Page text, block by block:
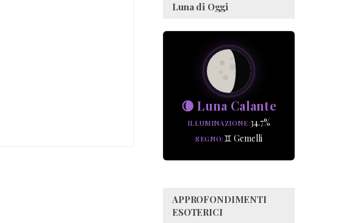
Luna di Oggi
🌘 Luna Calante
ILLUMINAZIONE 34.7%
SEGNO ♊ Gemelli
APPROFONDIMENTI
ESOTERICI